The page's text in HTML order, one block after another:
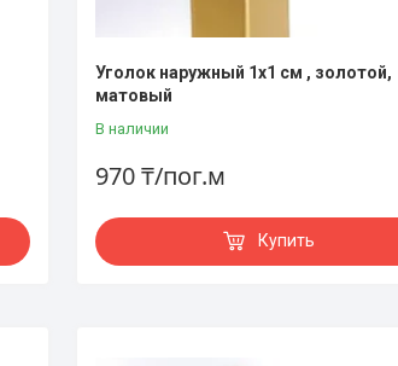
Уголок наружный 1х1 см , золотой,
матовый
В наличии
970 ₸/пог.м
Купить